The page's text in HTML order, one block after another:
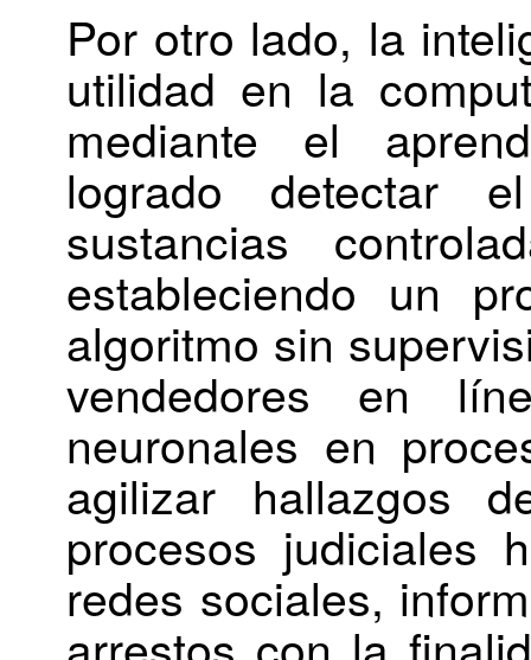
Por otro lado, la
utilidad en la
mediante el
logrado detectar
sustancias
estableciendo un
algoritmo sin
vendedores en
neuronales en
agilizar hallazgos
procesos judiciales
redes sociales,